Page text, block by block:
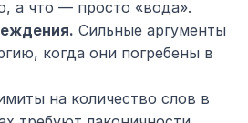
а что — просто «вода».
Сильные аргументы
когда они погребены в
на количество слов в